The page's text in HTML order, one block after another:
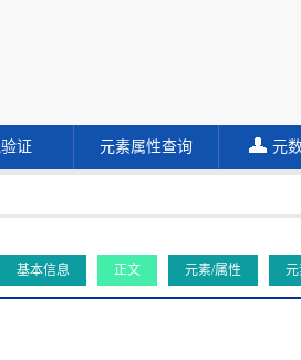
证 元素属性查询 元
基本信息 正文 元素/属性